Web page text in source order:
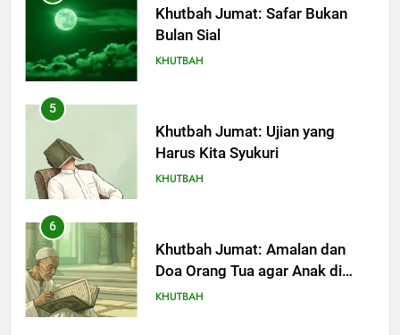
Khutbah Jumat: Ujian yang
Harus Kita Syukuri
KHUTBAH
6
Khutbah Jumat: Amalan dan
Doa Orang Tua agar Anak di
Pondok Pesantren Sukses Dunia
KHUTBAH
7
Khutbah Jumat: Refleksi dari
Cerita Mimbar Rasulullah
KHUTBAH